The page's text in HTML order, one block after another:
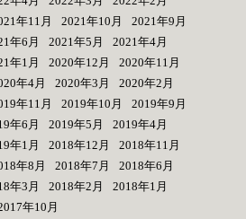
年11月 2021年10月
2021年9月
年6月 2021年5月
2021年4月
年1月 2020年12月
2020年11月
年4月 2020年3月
2020年2月
年11月 2019年10月
2019年9月
年6月 2019年5月
2019年4月
年1月 2018年12月
2018年11月
年8月 2018年7月
2018年6月
年3月 2018年2月
2018年1月
年10月